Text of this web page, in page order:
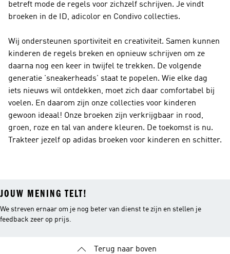
betreft mode de regels voor zichzelf schrijven. Je vindt
broeken in de ID, adicolor en Condivo collecties.
Wij ondersteunen sportiviteit en creativiteit. Samen kunnen
kinderen de regels breken en opnieuw schrijven om ze
daarna nog een keer in twijfel te trekken. De volgende
generatie 'sneakerheads' staat te popelen. Wie elke dag
iets nieuws wil ontdekken, moet zich daar comfortabel bij
voelen. En daarom zijn onze collecties voor kinderen
gewoon ideaal! Onze broeken zijn verkrijgbaar in rood,
groen, roze en tal van andere kleuren. De toekomst is nu.
Trakteer jezelf op adidas broeken voor kinderen en schitter.
JOUW MENING TELT!
We streven ernaar om je nog beter van dienst te zijn en stellen je
feedback zeer op prijs.
Terug naar boven